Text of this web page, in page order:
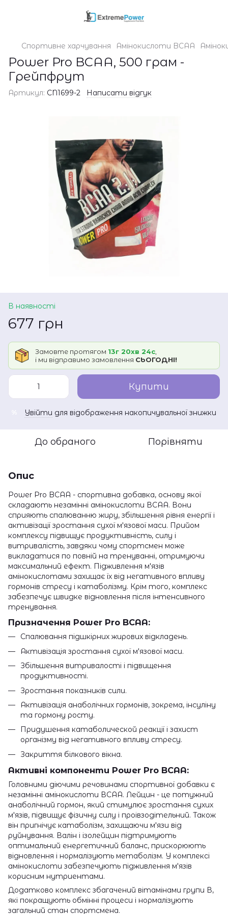
Спортивне харчування Амінокислоти BCAA
Power Pro BCAA, 500 грам -
Грейпфрут
Артикул: CN1699-2 Написати відгук
В наявності
677 грн
Замовте протягом 13г 20хв 24с
і ми відправимо замовлення СЬОГОДНІ!
Купити
Увійти для відображення накопичувальної знижки
До обраного Порівняти
Опис
Power Pro BCAA - спортивна добавка, основу якої
складають незамінні амінокислоти ВСАА. Вони
сприяють спалюванню жиру, збільшення рівня енергії і
активізації зростання сухої м'язової маси. Прийом
комплексу підвищує продуктивність, силу і
витривалість, завдяки чому спортсмен може
викладатися по повній на тренуванні, отримуючи
максимальний ефект. Підживлення м'язів
амінокислотами захищає їх від негативного впливу
гормонів стресу і катаболізму. Крім того, комплекс
забезпечує швидке відновлення після інтенсивного
тренування.
Призначення Power Pro BCAA:
Спалювання підшкірних жирових відкладень.
Активізація зростання сухої м'язової маси.
Збільшення витривалості і підвищення
продуктивності.
Зростання показників сили.
Активізація анаболічних гормонів, зокрема, інсуліну
та гормону росту.
Придушення катаболической реакції і захист
організму від негативного впливу стресу.
Закриття білкового вікна.
Активні компоненти Power Pro BCAA:
Головними діючими речовинами спортивної добавки є
незамінні амінокислоти ВСАА. Лейцин - це потужний
анаболічний гормон, який стимулює зростання сухих
м'язів, підвищує фізичну силу і проівзодітельний. Також
він пригнічує катаболізм, захищаючи м'язи від
руйнування. Валін і ізолейцин підтримують
оптимальний енергетичний баланс, прискорюють
відновлення і нормалізують метаболізм. У комплексі
амінокислоти забезпечують підживлення м'язів
корисним нутриентами.
Додатково комплекс збагачений вітамінами групи В,
які покращують обмінні процеси і нормалізують
загальний стан спортсмена.